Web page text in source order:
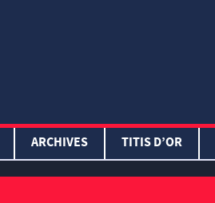
ARCHIVES TITIS D’OR